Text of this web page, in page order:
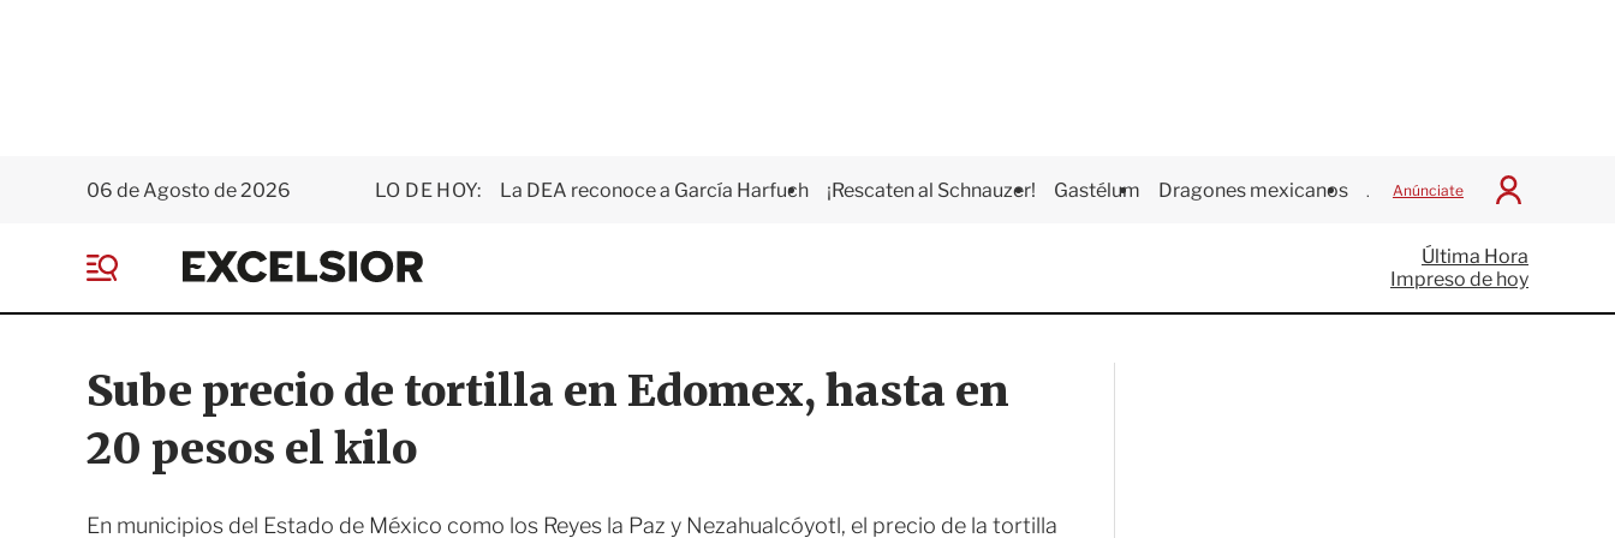
06 de Agosto de 2026 LO DE HOY: La DEA reconoce a García Harfuch ¡Rescaten al Schnauzer! Gastélum Dragones mexicanos Juegos Centroamericanos
Anúnciate
I
c
i
a
E
x
e
i
o
e
Última Hora
Impreso de hoy
Sube precio de tortilla en Edomex, hasta en
20 pesos el kilo
En municipios del Estado de México como los Reyes la Paz y Nezahualcóyotl, el precio de la tortilla